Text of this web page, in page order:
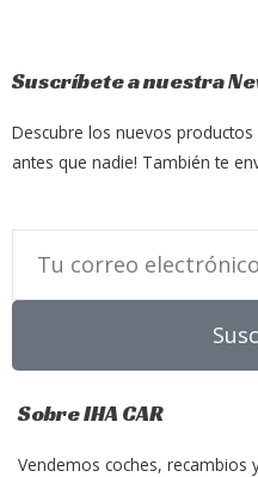
Suscríbete a nuestra
Descubre los nuevos
antes que nadie! También te
Sobre IHA CAR
Vendemos coches, recambios